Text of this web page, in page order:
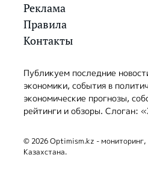
Реклама
Правила
Контакты
Публикуем последние
экономики, события в
экономические прогнозы,
рейтинги и обзоры. Слоган:
© 2026 Optimism.kz - мониторинг,
Казахстана.